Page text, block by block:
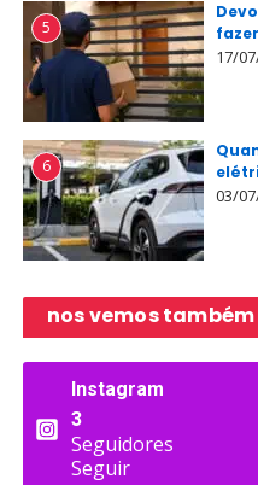
5
17/
6
03/
nos vemos
Instagram
3
Seguidores
Seguir